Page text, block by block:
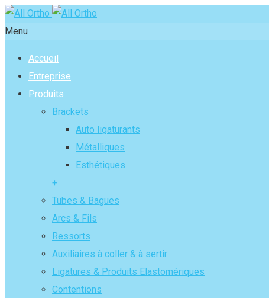
Menu
Accueil
Entreprise
Produits
Brackets
Auto ligaturants
Métalliques
Esthétiques
+
Tubes & Bagues
Arcs & Fils
Ressorts
Auxiliaires à coller & à sertir
Ligatures & Produits Elastomériques
Contentions